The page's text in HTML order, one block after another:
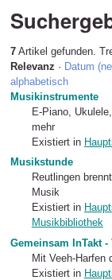
7Artikel gefunden.
Relevanz · Datum
alphabetisch
Musikinstrumente
E-Piano,
mehr
Existiert in
Musikstunde
Reutlingen
Musik
Existiert in
Musikbibliothek
Gemeinsam InTakt -
Mit Veeh-Harfen
Existiert in